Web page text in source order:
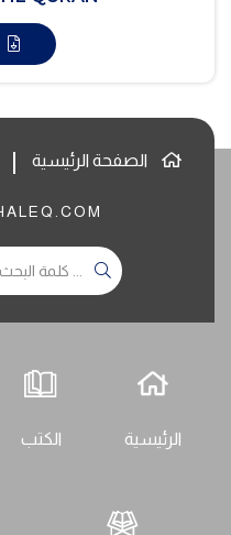
الصفحة الرئيسية
الرئيسية الكتب